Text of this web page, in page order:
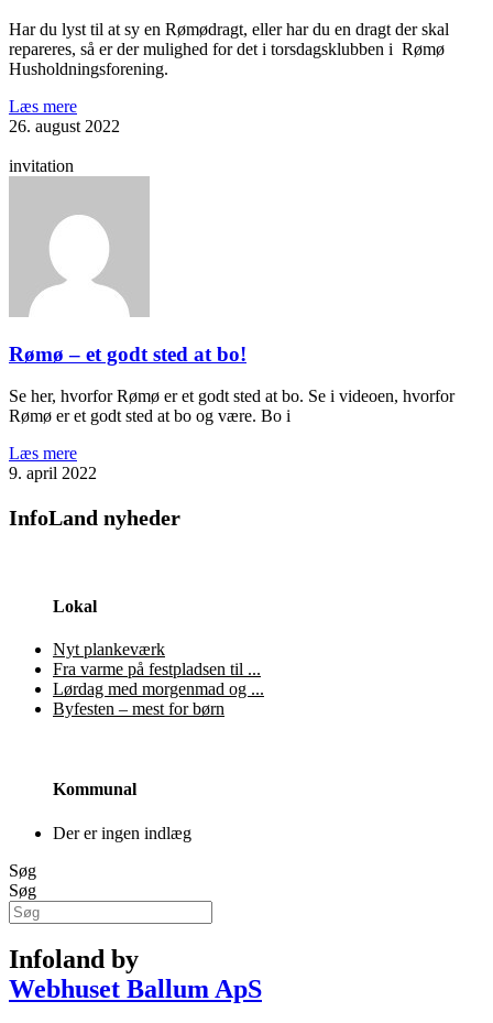
Har du lyst til at sy en Rømødragt, eller har du en dragt der skal
repareres, så er der mulighed for det i torsdagsklubben i Rømø
Husholdningsforening.
Læs mere
26. august 2022
invitation
Rømø – et godt sted at bo!
Se her, hvorfor Rømø er et godt sted at bo. Se i videoen, hvorfor
Rømø er et godt sted at bo og være. Bo i
Læs mere
9. april 2022
InfoLand nyheder
Lokal
Nyt plankeværk
Fra varme på festpladsen til ...
Lørdag med morgenmad og ...
Byfesten – mest for børn
Kommunal
Der er ingen indlæg
Søg
Søg
Infoland by
Webhuset Ballum ApS